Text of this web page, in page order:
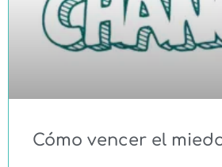
Cómo vencer el